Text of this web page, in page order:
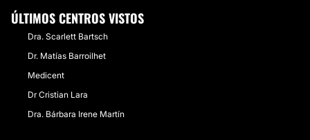
ÚLTIMOS CENTROS VISTOS
Dra. Scarlett Bartsch
Dr. Matías Barroilhet
Medicent
Dr Cristian Lara
Dra. Bárbara Irene Martín